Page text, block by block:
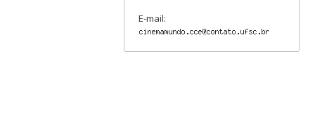
E-mail: